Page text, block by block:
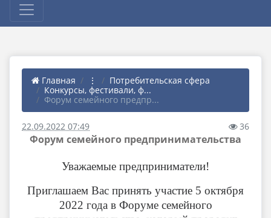
Главная ⋮
Потребительская сфера
Конкурсы, фестивали, ф...
Форум семейного предпр...
22.09.2022 07:49 36
Форум семейного предпринимательства
Уважаемые предприниматели!
Приглашаем Вас принять участие 5 октября
2022 года в Форуме семейного